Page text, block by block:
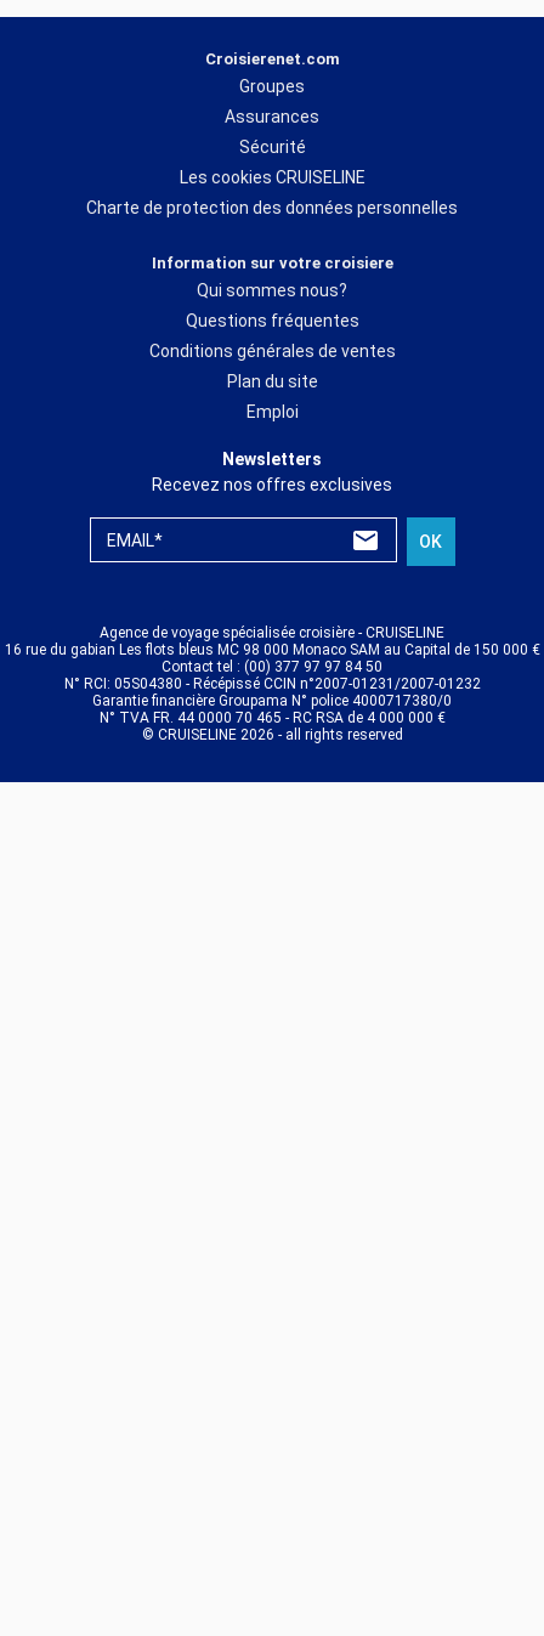
Croisierenet.com
Groupes
Assurances
Sécurité
Les cookies CRUISELINE
Charte de protection des données personnelles
Information sur votre croisiere
Qui sommes nous?
Questions fréquentes
Conditions générales de ventes
Plan du site
Emploi
Newsletters
Recevez nos offres exclusives
EMAIL* OK
Agence de voyage spécialisée croisière - CRUISELINE
16 rue du gabian Les flots bleus MC 98 000 Monaco SAM au Capital de 150 000 €
Contact tel : (00) 377 97 97 84 50
N° RCI: 05S04380 - Récépissé CCIN n°2007-01231/2007-01232
Garantie financière Groupama N° police 4000717380/0
N° TVA FR. 44 0000 70 465 - RC RSA de 4 000 000 €
© CRUISELINE 2026 - all rights reserved